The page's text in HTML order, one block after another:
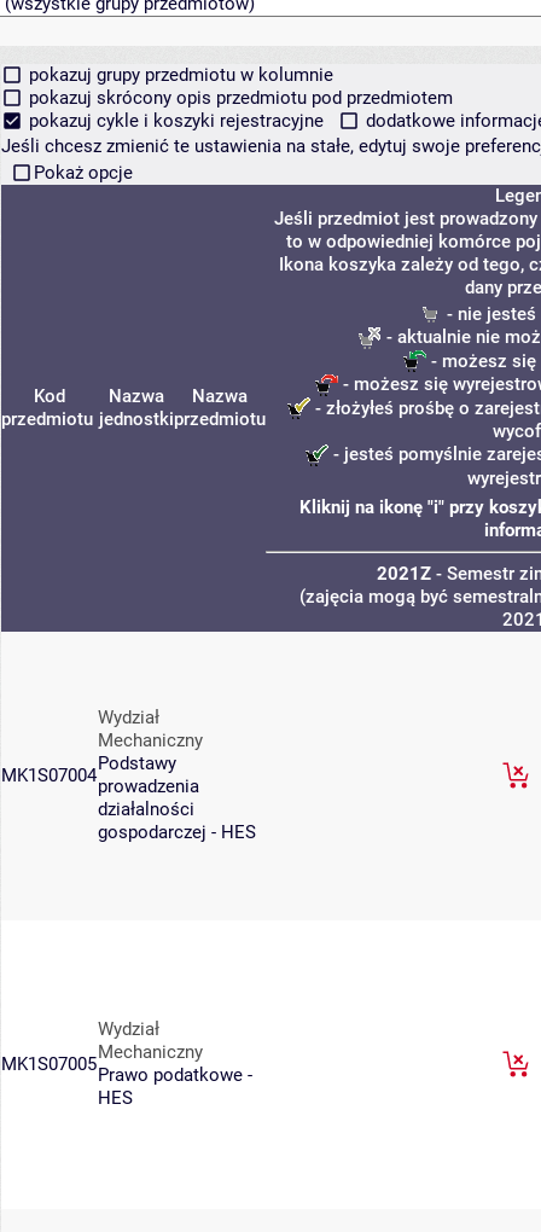
pokazuj grupy przedmiotu w kolumnie
pokazuj skrócony opis przedmiotu pod przedmiotem
pokazuj cykle i koszyki rejestracyjne
dodatkowe
Jeśli chcesz zmienić te ustawienia na stałe, edytuj swoje
Pokaż opcje
Kod
przedmiotu
Nazwa
jednostki
Nazwa
przedmiotu
Jeśli przedmiot jest
to w odpowiedniej komórce
Ikona koszyka zależy od tego,
dany
- nie
- aktualnie nie
- możesz się
- możesz się
- złożyłeś prośbę o
- jesteś pomyślnie
Kliknij na ikonę "i" przy
2021Z - Semestr
(zajęcia mogą być
MK1S07004
Wydział
Mechaniczny
Podstawy
prowadzenia
działalności
gospodarczej - HES
MK1S07005
Wydział
Mechaniczny
Prawo podatkowe -
HES